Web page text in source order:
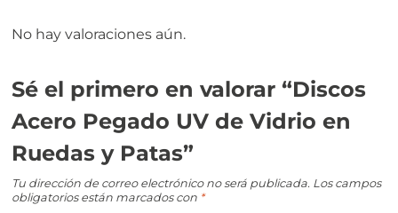
No hay valoraciones aún.
Sé el primero en valorar “Discos
Acero Pegado UV de Vidrio en
Ruedas y Patas”
Tu dirección de correo electrónico no será publicada. Los campos
obligatorios están marcados con *